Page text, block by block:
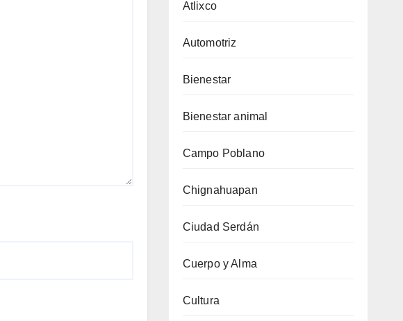
Atlixco
Automotriz
Bienestar
Bienestar animal
Campo Poblano
Chignahuapan
Ciudad Serdán
Cuerpo y Alma
Cultura